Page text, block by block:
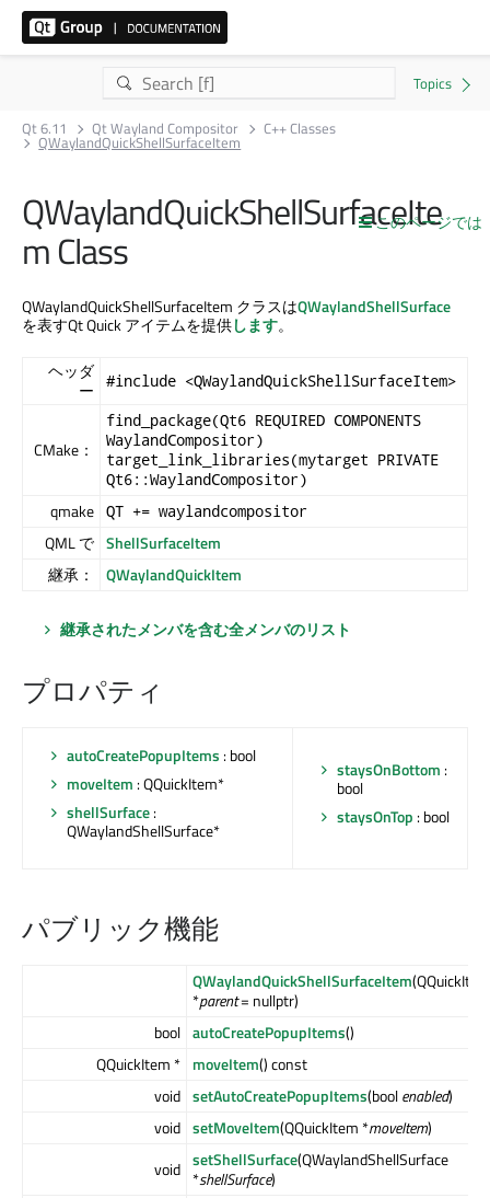
Qt 6.11 Qt Wayland Compositor C++ Classes
QWaylandQuickShellSurfaceItem
このページでは
QWaylandQuickShellSurfaceIte
m Class
QWaylandQuickShellSurfaceItem クラスはQWaylandShellSurface
を表すQt Quickアイテムを提供します。
ヘッダ
ー
#include <QWaylandQuickShellSurfaceItem>
CMake：
find_package(Qt6 REQUIRED COMPONENTS
WaylandCompositor)
target_link_libraries(mytarget PRIVATE
Qt6::WaylandCompositor)
qmake QT += waylandcompositor
QML で ShellSurfaceItem
継承：
QWaylandQuickItem
継承されたメンバを含む全メンバのリスト
プロパティ
autoCreatePopupItems : bool
moveItem : QQuickItem*
shellSurface:
QWaylandShellSurface*
staysOnBottom :
bool
staysOnTop : bool
パブリック機能
QWaylandQuickShellSurfaceItem(QQuickItem
*parent= nullptr)
bool autoCreatePopupItems()
QQuickItem * moveItem() const
void setAutoCreatePopupItems(boolenabled)
void setMoveItem(QQuickItem *moveItem)
void setShellSurface(QWaylandShellSurface
*shellSurface)